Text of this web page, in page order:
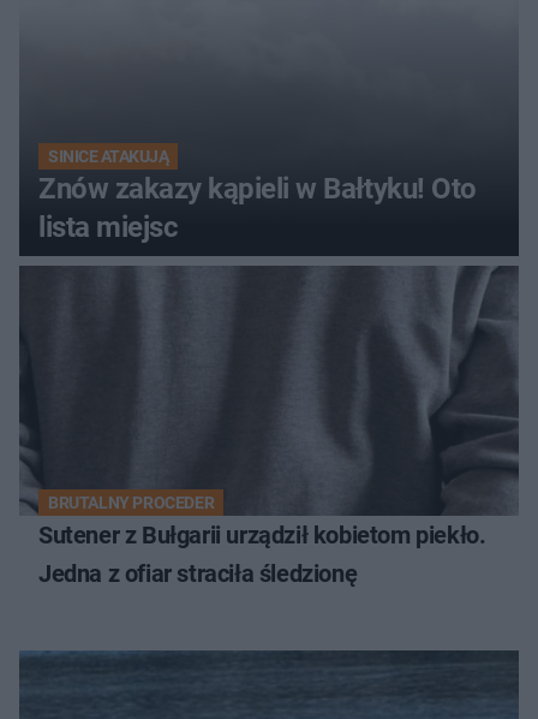
SINICE ATAKUJĄ
Znów zakazy kąpieli w Bałtyku! Oto
lista miejsc
BRUTALNY PROCEDER
Sutener z Bułgarii urządził kobietom piekło.
Jedna z ofiar straciła śledzionę